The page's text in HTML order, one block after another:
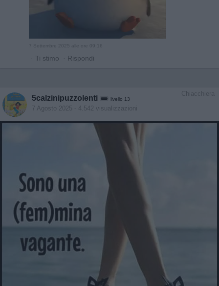
7 Settembre 2025 alle ore 09:16
· Ti stimo · Rispondi
Chiacchiera
5calzinipuzzolenti livello 13
7 Agosto 2025 - 4.542 visualizzazioni